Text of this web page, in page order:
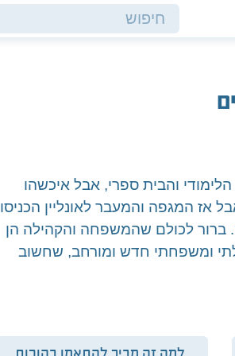
והבית ספרי, אבל איכשהו
אז המגפה והמעבר לאונליין הכניסו
לכולם שהמשפחה והקהילה הן
ומשפחתי חדש ומורחב, שחשוב